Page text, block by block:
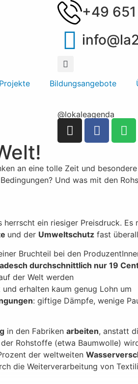
+49
Projekte Bildungsangebote
@lokaleagenda
an eine tolle Zeit und
Und was mit den
ein riesiger Preisdruck.
und der Umweltschutz fast
Bruchteil bei den
durchschnittlich nur 19
der Welt werden
erhalten kaum genug Lohn um
: giftige Dämpfe, wenige
in den Fabriken arbeiten, anstatt
Rohstoffe (etwa Baumwolle)
der weltweiten
die Weiterverarbeitung von